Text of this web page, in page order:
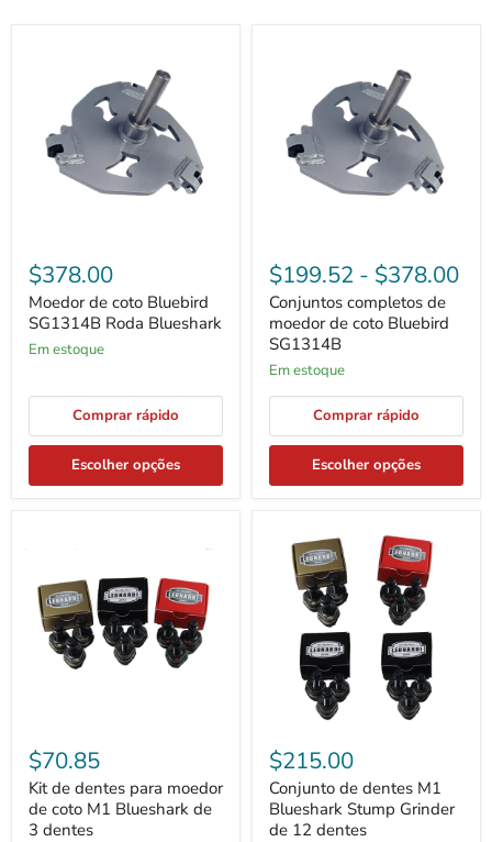
Bluebird
SG1314B
Roda
Blueshark
$378.00
Moedor de coto Bluebird
SG1314B Roda Blueshark
Em estoque
Comprar rápido
Escolher opções
coto
Bluebird
SG1314B
$199.52 - $378.00
Conjuntos completos de
moedor de coto Bluebird
SG1314B
Em estoque
Comprar rápido
Escolher opções
para
moedor
coto
Blueshark
$70.85
Kit de dentes para moedor
de coto M1 Blueshark de
3 dentes
dentes
Blueshark
Grinder
dentes
$215.00
Conjunto de dentes M1
Blueshark Stump Grinder
de 12 dentes